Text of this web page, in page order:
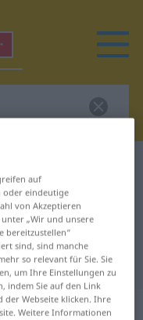
für
auf
oder eindeutige
von Akzeptieren
„Wir und unsere
bereitzustellen“
sind, sind manche
so relevant für Sie. Sie
um Ihre Einstellungen zu
indem Sie auf den Link
der Webseite klicken. Ihre
Weitere Informationen